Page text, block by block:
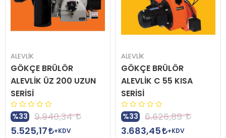
ALEVLİK
GÖKÇE BRÜLÖR
ALEVLİK ÜZ 200 UZUN
SERİSİ
%33
9.940,34
5.525,17
+KDV
ALEVLİK
GÖKÇE BRÜLÖR
ALEVLİK C 55 KISA
SERİSİ
%33
6.626,89
3.683,45
+KDV